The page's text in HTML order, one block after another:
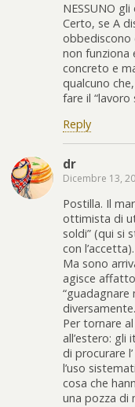
NESSUNO
Certo, se A
obbediscono
non funziona
concreto e
qualcuno
fare il “lavoro
Reply
dr
Dicembre 13,
Postilla. Il
ottimista di
soldi” (qui si
con l’accetta).
Ma sono
agisce
“guadagnare
diversamente.
Per tornare
all’estero: gli
di procurare
l’uso
cosa che
una pozza di